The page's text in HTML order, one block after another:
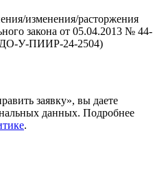
изменения/расторжения
закона от 05.04.2013 № 44-
ДО-У-ПИИР-24-2504)
заявку», вы даете
данных. Подробнее
.